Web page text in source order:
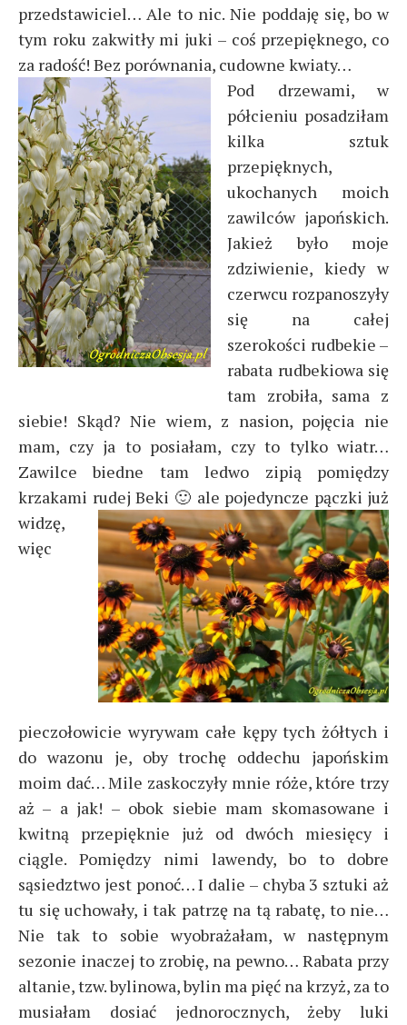
przedstawiciel… Ale to nic. Nie poddaję się, bo w
tym roku zakwitły mi juki – coś przepięknego, co
za radość! Bez porównania, cudowne kwiaty…
Pod drzewami, w
półcieniu posadziłam
kilka sztuk
przepięknych,
ukochanych moich
zawilców japońskich.
Jakież było moje
zdziwienie, kiedy w
czerwcu rozpanoszyły
się na całej
szerokości rudbekie –
rabata rudbekiowa się
tam zrobiła, sama z
siebie! Skąd? Nie wiem, z nasion, pojęcia nie
mam, czy ja to posiałam, czy to tylko wiatr…
Zawilce biedne tam ledwo zipią pomiędzy
krzakami rudej Beki 🙂 ale pojedyncze pączki już
widzę,
więc
pieczołowicie wyrywam całe kępy tych żółtych i
do wazonu je, oby trochę oddechu japońskim
moim dać… Mile zaskoczyły mnie róże, które trzy
aż – a jak! – obok siebie mam skomasowane i
kwitną przepięknie już od dwóch miesięcy i
ciągle. Pomiędzy nimi lawendy, bo to dobre
sąsiedztwo jest ponoć… I dalie – chyba 3 sztuki aż
tu się uchowały, i tak patrzę na tą rabatę, to nie…
Nie tak to sobie wyobrażałam, w następnym
sezonie inaczej to zrobię, na pewno… Rabata przy
altanie, tzw. bylinowa, bylin ma pięć na krzyż, za to
musiałam dosiać jednorocznych, żeby luki